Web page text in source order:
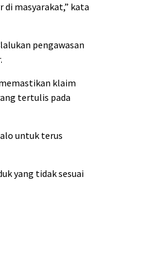
masyarakat,” kata
pengawasan
klaim
tertulis pada
untuk terus
yang tidak sesuai